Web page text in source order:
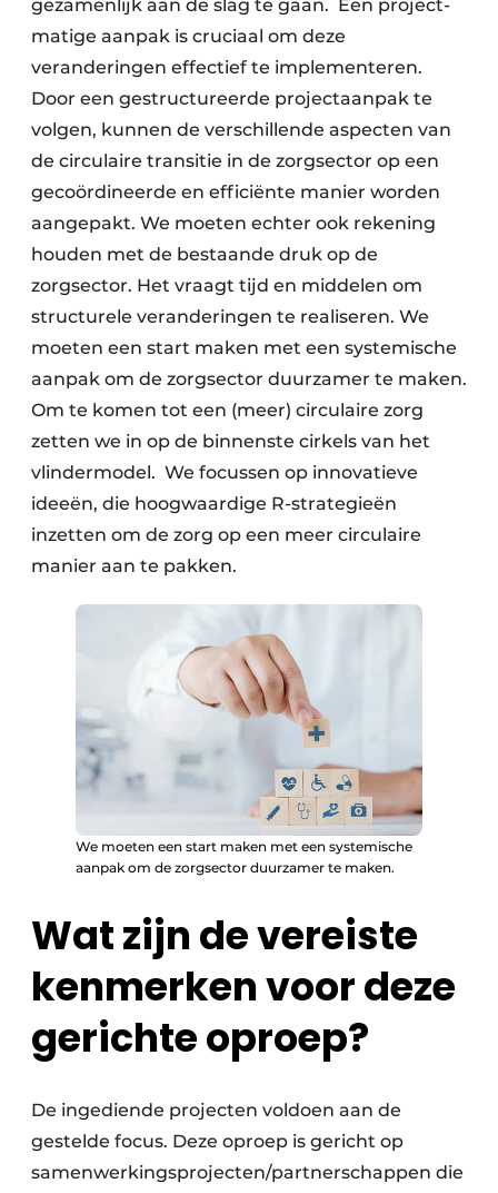
gezamen­lijk aan de slag te gaan. Een project­
matige aanpak is cruciaal om deze
veranderingen effectief te implementeren.
Door een gestructureerde project­aanpak te
volgen, kunnen de verschillende aspecten van
de circulaire transitie in de zorgsector op een
gecoördineerde en efficiënte manier worden
aangepakt. We moeten echter ook rekening
houden met de bestaande druk op de
zorgsector. Het vraagt tijd en middelen om
structurele veranderingen te realiseren. We
moeten een start maken met een systemische
aanpak om de zorgsector duurzamer te maken.
Om te komen tot een (meer) circulaire zorg
zetten we in op de binnenste cirkels van het
vlindermodel. We focussen op innovatieve
ideeën, die hoogwaardige R-strategieën
inzetten om de zorg op een meer circulaire
manier aan te pakken.
We moeten een start maken met een systemische
aanpak om de zorgsector duurzamer te maken.
Wat zijn de vereiste
kenmerken voor deze
gerichte oproep?
De ingediende projecten voldoen aan de
gestelde focus. Deze oproep is gericht op
samenwerkings­projecten/partnerschappen die